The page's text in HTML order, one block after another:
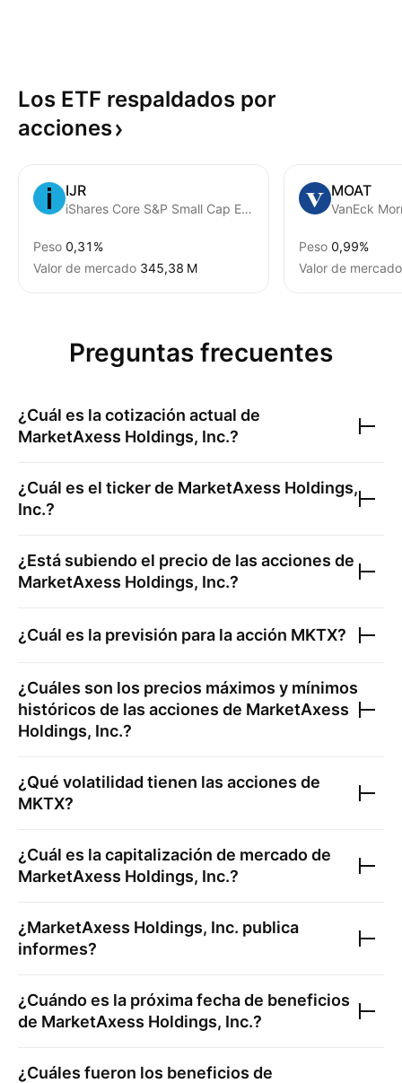
Los ETF respaldados por
acciones
IJR
iShares Core S&P Small Cap ETF
Peso 0,31%
Valor de mercado ‪345,38 M‬
MOAT
Peso 0,99%
Valor de mercado
Preguntas frecuentes
¿Cuál es la cotización actual de
MarketAxess Holdings, Inc.?
¿Cuál es el ticker de MarketAxess Holdings,
Inc.?
¿Está subiendo el precio de las acciones de
MarketAxess Holdings, Inc.?
¿Cuál es la previsión para la acción MKTX?
¿Cuáles son los precios máximos y mínimos
históricos de las acciones de MarketAxess
Holdings, Inc.?
¿Qué volatilidad tienen las acciones de
MKTX?
¿Cuál es la capitalización de mercado de
MarketAxess Holdings, Inc.?
¿MarketAxess Holdings, Inc. publica
informes?
¿Cuándo es la próxima fecha de beneficios
de MarketAxess Holdings, Inc.?
¿Cuáles fueron los beneficios de